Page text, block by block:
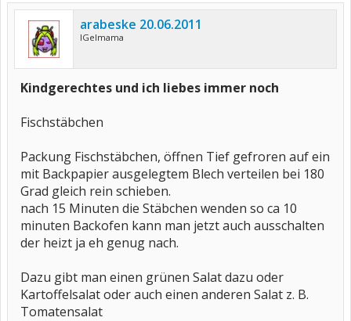
arabeske 20.06.2011
IGelmama
Kindgerechtes und ich liebes immer noch
Fischstäbchen
Packung Fischstäbchen, öffnen Tief gefroren auf ein
mit Backpapier ausgelegtem Blech verteilen bei 180
Grad gleich rein schieben.
nach 15 Minuten die Stäbchen wenden so ca 10
minuten Backofen kann man jetzt auch ausschalten
der heizt ja eh genug nach.
Dazu gibt man einen grünen Salat dazu oder
Kartoffelsalat oder auch einen anderen Salat z. B.
Tomatensalat